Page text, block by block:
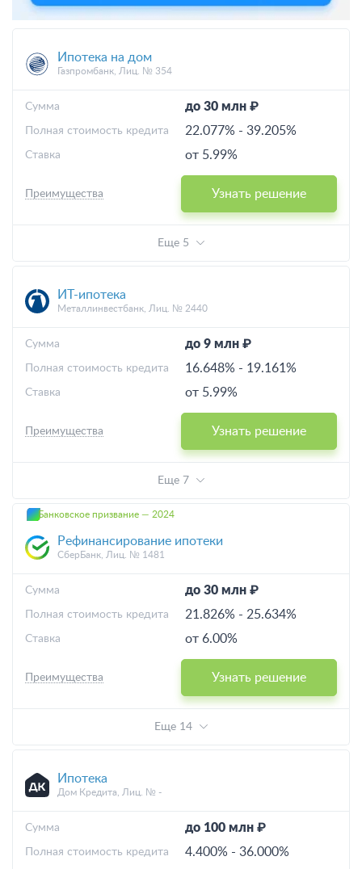
Ипотека на дом
Газпромбанк, Лиц. № 354
до 30 млн ₽
Cумма
22.077% - 39.205%
Полная стоимость кредита
от 5.99%
Ставка
Узнать решение
Преимущества
Еще 5
ИТ-ипотека
Металлинвестбанк, Лиц. № 2440
до 9 млн ₽
Cумма
16.648% - 19.161%
Полная стоимость кредита
от 5.99%
Ставка
Узнать решение
Преимущества
Еще 7
Банковское призвание — 2024
Рефинансирование ипотеки
СберБанк, Лиц. № 1481
до 30 млн ₽
Cумма
21.826% - 25.634%
Полная стоимость кредита
от 6.00%
Ставка
Узнать решение
Преимущества
Еще 14
Ипотека
Дом Кредита, Лиц. № -
до 100 млн ₽
Cумма
4.400% - 36.000%
Полная стоимость кредита